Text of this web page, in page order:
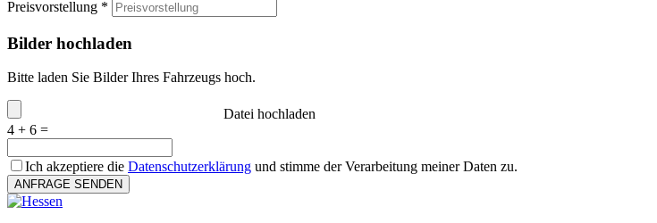
Preisvorstellung *
Bilder hochladen
Bitte laden Sie Bilder Ihres Fahrzeugs hoch.
Datei hochladen
4 + 6 =
Ich akzeptiere die Datenschutzerklärung und stimme der Verarbeitung meiner Daten zu.
ANFRAGE SENDEN